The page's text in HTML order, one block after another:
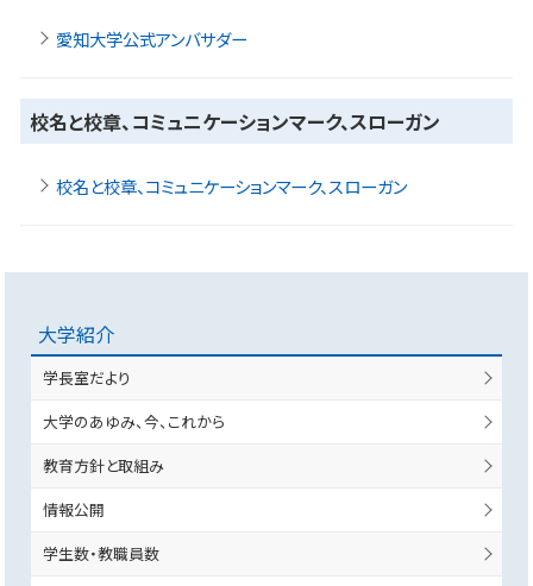
愛知大学公式アンバサダー
校名と校章、コミュニケーションマーク、スローガン
校名と校章、コミュニケーションマーク、スローガン
大学紹介
学長室だより
大学のあゆみ、今、これから
教育方針と取組み
情報公開
学生数・教職員数